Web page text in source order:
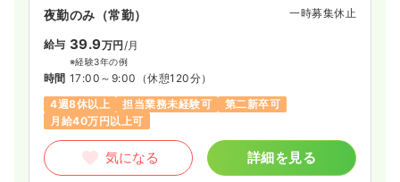
夜勤のみ（常勤） 一時募集休止
給与 39.9万円/月
※経験3年の例
時間 17:00～9:00 （休憩120分）
4週8休以上
担当業務未経験可
第二新卒可
月給40万円以上可
気になる 詳細を見る